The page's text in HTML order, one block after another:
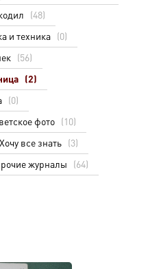
(48)
и техника (0)
(56)
(2)
(0)
фото (10)
Хочу все знать (3)
журналы (64)